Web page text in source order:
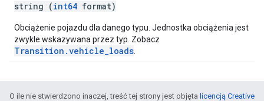
string (int64 format)
Obciążenie pojazdu dla danego typu. Jednostka obciążenia jest
zwykle wskazywana przez typ. Zobacz
Transition.vehicle_loads
O ile nie stwierdzono inaczej, treść tej strony jest objęta licencją Creative